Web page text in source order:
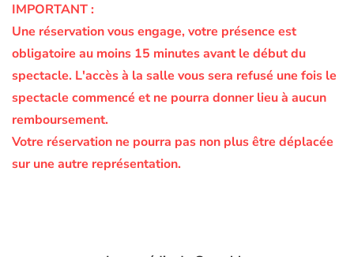
IMPORTANT :
Une réservation vous engage, votre présence est
obligatoire au moins 15 minutes avant le début du
spectacle. L'accès à la salle vous sera refusé une fois le
spectacle commencé et ne pourra donner lieu à aucun
remboursement.
Votre réservation ne pourra pas non plus être déplacée
sur une autre représentation.